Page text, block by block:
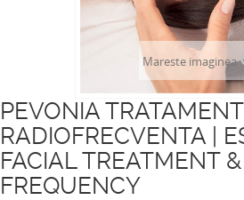
Mareste imaginea
PEVONIA
RADIOFRECVENTA |
FACIAL TREATMENT
FREQUENCY